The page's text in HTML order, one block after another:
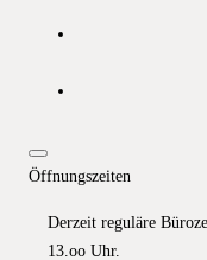
Öffnungszeiten
Derzeit reguläre
13.oo Uhr.